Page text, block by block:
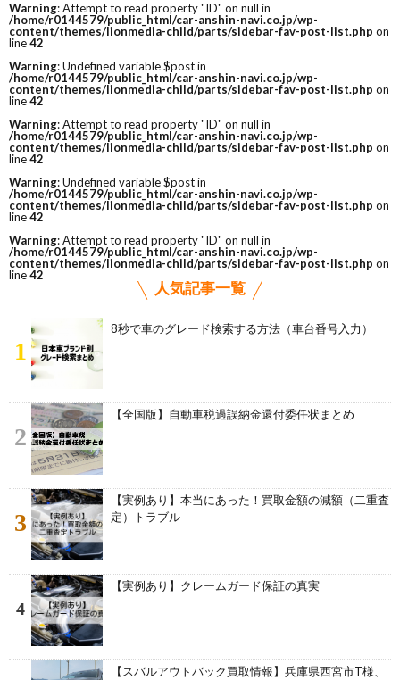
Warning: Attempt to read property "ID" on null in
/home/r0144579/public_html/car-anshin-navi.co.jp/wp-
content/themes/lionmedia-child/parts/sidebar-fav-post-list.php on
line42
Warning: Undefined variable $post in
/home/r0144579/public_html/car-anshin-navi.co.jp/wp-
content/themes/lionmedia-child/parts/sidebar-fav-post-list.php on
line42
Warning: Attempt to read property "ID" on null in
/home/r0144579/public_html/car-anshin-navi.co.jp/wp-
content/themes/lionmedia-child/parts/sidebar-fav-post-list.php on
line42
Warning: Undefined variable $post in
/home/r0144579/public_html/car-anshin-navi.co.jp/wp-
content/themes/lionmedia-child/parts/sidebar-fav-post-list.php on
line42
Warning: Attempt to read property "ID" on null in
/home/r0144579/public_html/car-anshin-navi.co.jp/wp-
content/themes/lionmedia-child/parts/sidebar-fav-post-list.php on
line42
人気記事一覧
1
8秒で車のグレード検索する方法（車台番号入力）
2
【全国版】自動車税過誤納金還付委任状まとめ
3
【実例あり】本当にあった！買取金額の減額（二重査
定）トラブル
4
【実例あり】クレームガード保証の真実
【スバルアウトバック買取情報】兵庫県西宮市T様、